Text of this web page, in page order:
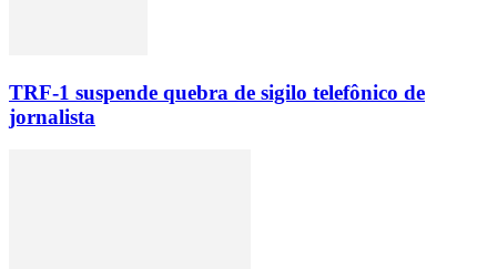
TRF-1 suspende quebra de sigilo telefônico de
jornalista